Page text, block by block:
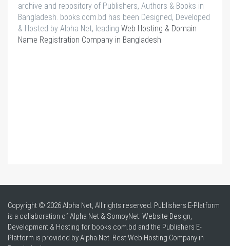
archive and repository of Publishers, Authors & Books in
Bangladesh. books.com.bd has been Designed, Developed
& Hosted by Alpha Net, leading Web Hosting & Domain
Name Registration Company in Bangladesh
Copyright © 2026 Alpha Net, All rights reserved. Publishers E-Platform
is a collaboration of Alpha Net & SomoyNet. Website Design,
Development & Hosting for books.com.bd and the Publishers E-
Platform is provided by Alpha Net. BestWeb Hosting Company in